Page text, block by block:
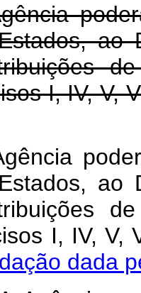
I, IV, V,
I, IV, V,
dada